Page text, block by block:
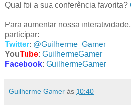
Qual foi a sua conferência favorita?
Para aumentar nossa
participar:
Twitter: @Guilherme_Gamer
YouTube: GuilhermeGamer
Facebook: GuilhermeGamer
Guilherme Gamer às 10:40